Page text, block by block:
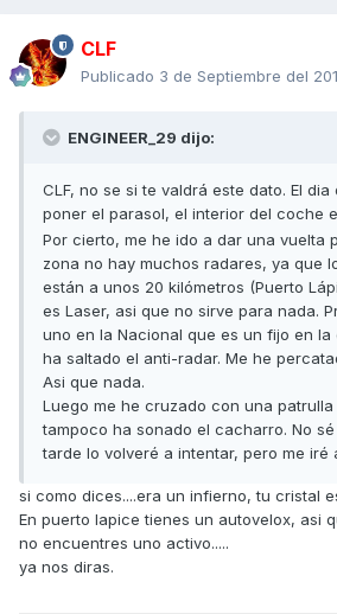
CLF
Publicado 3 de Septiembre del
ENGINEER_29 dijo:
CLF, no se si te valdrá este dato. El dia
poner el parasol, el interior del coche
Por cierto, me he ido a dar una vuelta
zona no hay muchos radares, ya que
están a unos 20 kilómetros (Puerto
es Laser, asi que no sirve para nada.
uno en la Nacional que es un fijo en
ha saltado el anti-radar. Me he
Asi que nada.
Luego me he cruzado con una
tampoco ha sonado el cacharro. No sé
tarde lo volveré a intentar, pero me iré
si como dices....era un infierno, tu cristal
En puerto lapice tienes un autovelox, asi
no encuentres uno activo.....
ya nos diras.